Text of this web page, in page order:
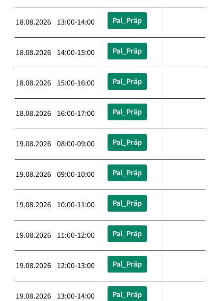
18.08.2026 13:00-14:00 Pal_Präp
18.08.2026 14:00-15:00 Pal_Präp
18.08.2026 15:00-16:00 Pal_Präp
18.08.2026 16:00-17:00 Pal_Präp
19.08.2026 08:00-09:00 Pal_Präp
19.08.2026 09:00-10:00 Pal_Präp
19.08.2026 10:00-11:00 Pal_Präp
19.08.2026 11:00-12:00 Pal_Präp
19.08.2026 12:00-13:00 Pal_Präp
19.08.2026 13:00-14:00 Pal_Präp